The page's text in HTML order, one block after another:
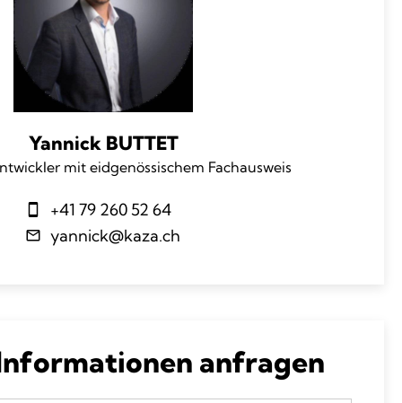
Yannick BUTTET
mit eidgenössischem Fachausweis
+41 79 260 52 64
yannick@kaza.ch
anfragen